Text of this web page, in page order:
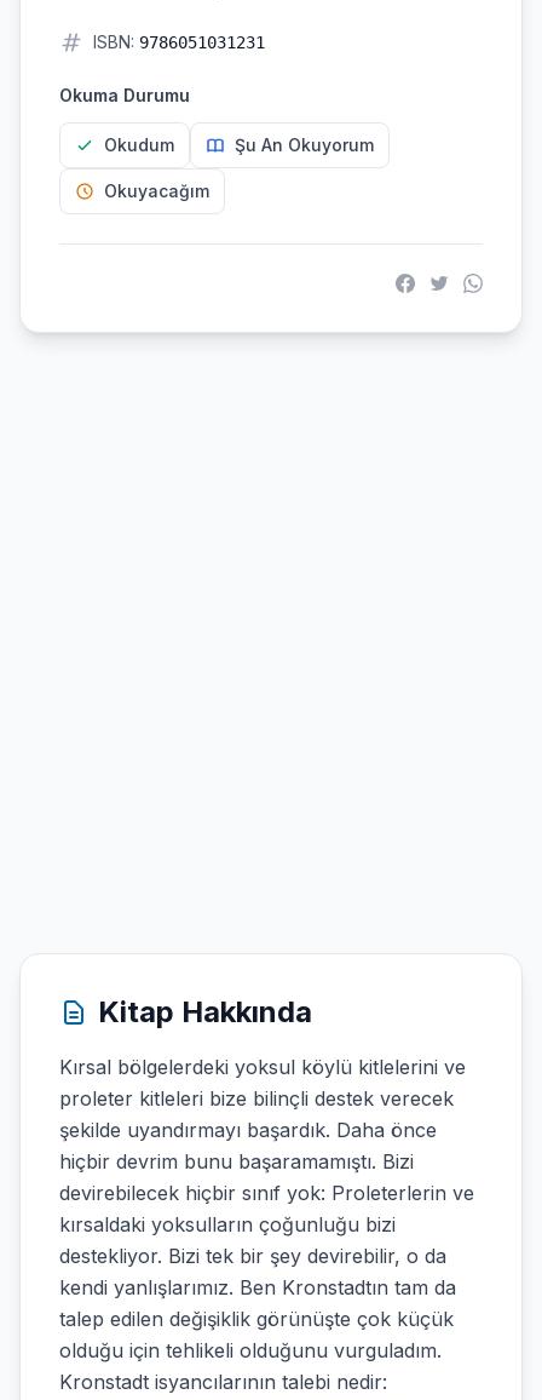
ISBN: 9786051031231
Okuma Durumu
Okudum Şu An Okuyorum
Okuyacağım
Kitap Hakkında
Kırsal bölgelerdeki yoksul köylü kitlelerini ve
proleter kitleleri bize bilinçli destek verecek
şekilde uyandırmayı başardık. Daha önce
hiçbir devrim bunu başaramamıştı. Bizi
devirebilecek hiçbir sınıf yok: Proleterlerin ve
kırsaldaki yoksulların çoğunluğu bizi
destekliyor. Bizi tek bir şey devirebilir, o da
kendi yanlışlarımız. Ben Kronstadtın tam da
talep edilen değişiklik görünüşte çok küçük
olduğu için tehlikeli olduğunu vurguladım.
Kronstadt isyancılarının talebi nedir: